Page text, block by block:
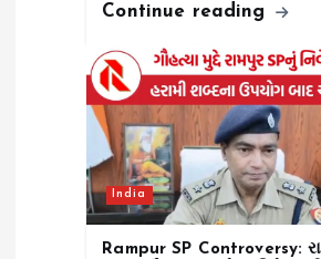
Continue reading
India
Rampur SP Controversy: